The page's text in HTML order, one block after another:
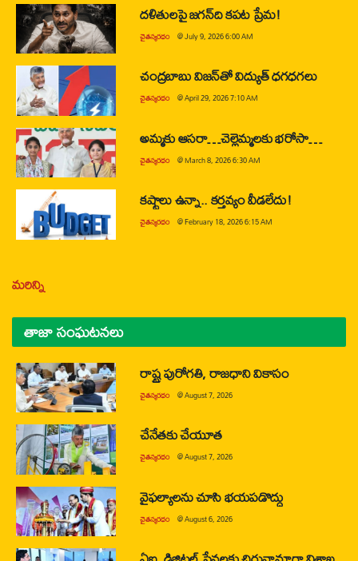
దళితులపై జగన్‌ది కపట ప్రేమ!
చైతన్యరధం @July 9, 2026 6:00 AM
చంద్రబాబు విజన్‌తో విద్యుత్ ధగధగలు
చైతన్యరధం @April 29, 2026 7:10 AM
అమ్మకు ఆసరా…చెల్లెమ్మలకు భరోసా…
చైతన్యరధం @March 8, 2026 6:30 AM
కష్టాలు ఉన్నా.. కర్తవ్యం వీడలేదు!
చైతన్యరధం @February 18, 2026 6:15 AM
మరిన్ని
తాజా సంఘటనలు
రాష్ట్ర పురోగతి, రాజధాని వికాసం
చైతన్యరధం @August 7, 2026
చేనేతకు చేయూత
చైతన్యరధం @August 7, 2026
వైఫల్యాలను చూసి భయపడొద్దు
చైతన్యరధం @August 6, 2026